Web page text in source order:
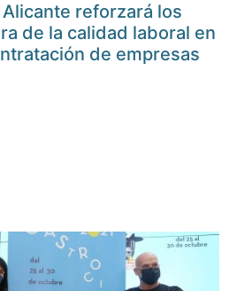
reforzará los
de la calidad laboral en
de empresas